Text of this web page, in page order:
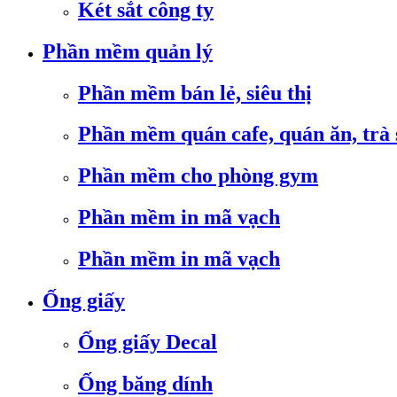
Két sắt công ty
Phần mềm quản lý
Phần mềm bán lẻ, siêu thị
Phần mềm quán cafe, quán ăn, trà
Phần mềm cho phòng gym
Phần mềm in mã vạch
Phần mềm in mã vạch
Ống giấy
Ống giấy Decal
Ống băng dính